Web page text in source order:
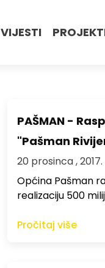
VIJESTI
PAŠMAN -
"Pašman
20 prosinca , 2017.
Općina Pašman
realizaciju 500
Pročitaj više